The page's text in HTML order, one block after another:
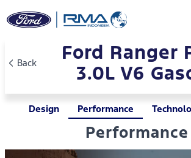
Back
Ford Ranger
3.0L V6
Design Performance
Performance